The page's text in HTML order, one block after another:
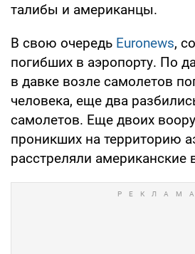
талибы и американцы.
В свою очередь Euronews,
погибших в аэропорту. По
в давке возле самолетов
человека, еще два
самолетов. Еще двоих
проникших на территорию
расстреляли американские